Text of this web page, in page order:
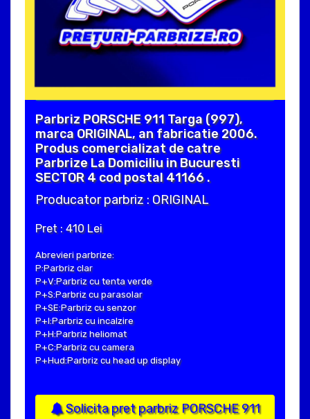
Parbriz PORSCHE 911 Targa (997),
marca ORIGINAL, an fabricatie 2006.
Produs comercializat de catre
Parbrize La Domiciliu in Bucuresti
SECTOR 4 cod postal 41166 .
Producator parbriz : ORIGINAL
Pret : 410 Lei
Abrevieri parbrize:
P:Parbriz clar
P+V:Parbriz cu tenta verde
P+S:Parbriz cu parasolar
P+SE:Parbriz cu senzor
P+I:Parbriz cu incalzire
P+H:Parbriz heliomat
P+C:Parbriz cu camera
P+Hud:Parbriz cu head up display
Solicita pret parbriz PORSCHE 911